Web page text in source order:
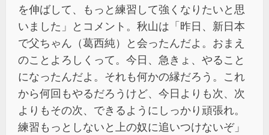
を伸ばして、もっと練習して強くなりたいと思
いました」とコメント。秋山は「昨日、新日本
で父ちゃん（葛西純）と会ったんだよ。おまえ
のことよろしくって。今日、急きょ、やること
になったんだよ。それも何かの縁だろう。これ
から何回もやるだろうけど、今日よりも次、次
よりもその次、できるようにしっかり頑張れ。
練習もっとしないと上の奴に追いつけないぞ」